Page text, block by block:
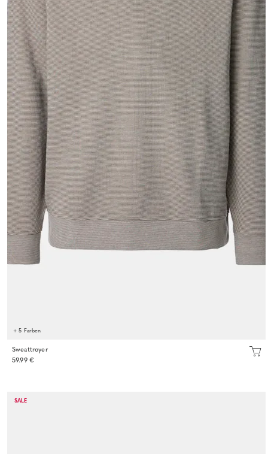
+ 5 Farben
Sweattroyer
59.99 €
SALE